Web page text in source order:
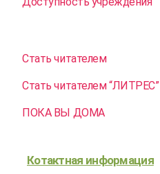
Стать читателем
Стать читателем “ЛИТРЕС”
ПОКА ВЫ ДОМА
Котактная информация